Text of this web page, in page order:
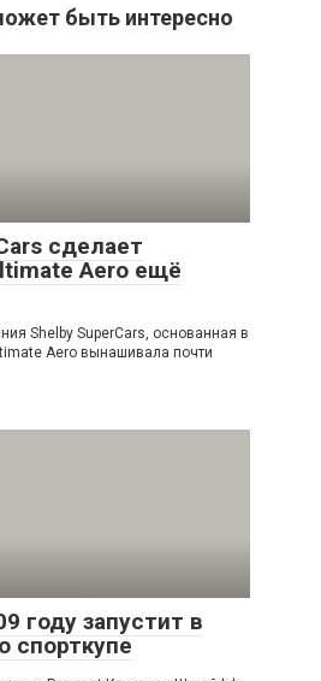
быть интересно
сделает
Aero ещё
Shelby SuperCars, основанная в
Aero вынашивала почти
году запустит в
спорткупе